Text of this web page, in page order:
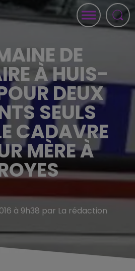
DE
À HUIS-
DEUX
SEULS
CADAVRE
MÈRE À
à 9h38 par La rédaction